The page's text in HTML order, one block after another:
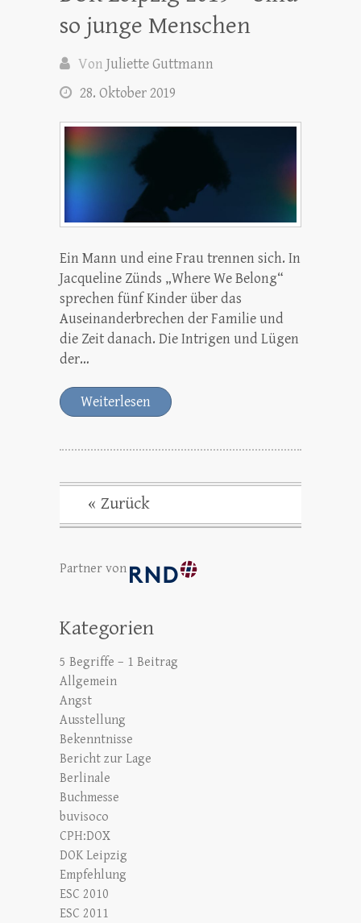
so junge Menschen
Von Juliette Guttmann
28. Oktober 2019
Ein Mann und eine Frau trennen sich. In
Jacqueline Zünds „Where We Belong“
sprechen fünf Kinder über das
Auseinanderbrechen der Familie und
die Zeit danach. Die Intrigen und Lügen
der…
Weiterlesen
« Zurück
Partner von
Kategorien
5 Begriffe – 1 Beitrag
Allgemein
Angst
Ausstellung
Bekenntnisse
Bericht zur Lage
Berlinale
Buchmesse
buvisoco
CPH:DOX
DOK Leipzig
Empfehlung
ESC 2010
ESC 2011